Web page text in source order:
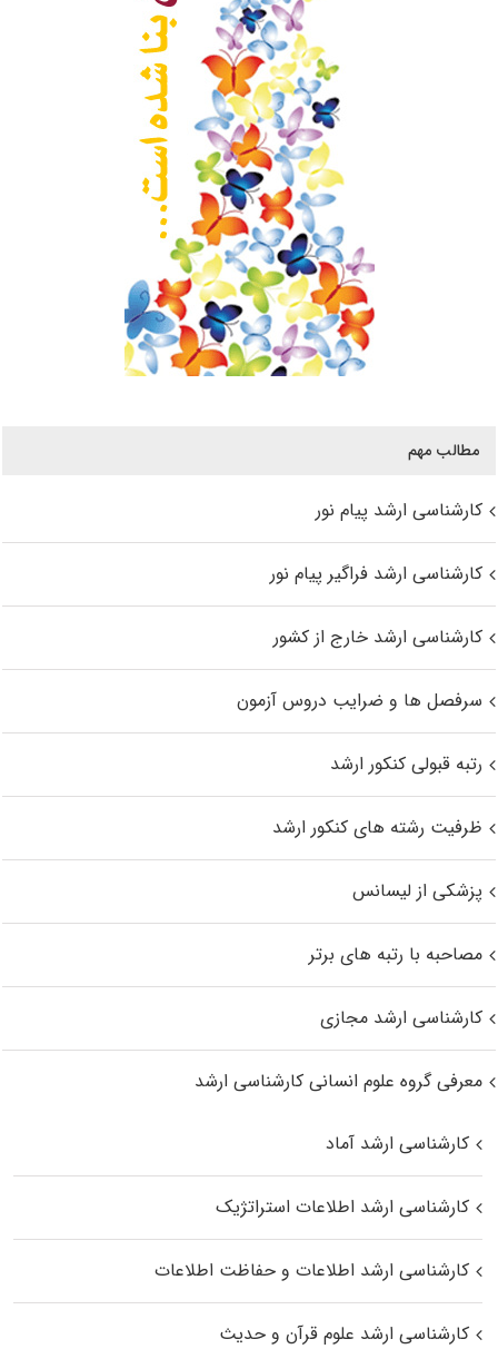
مطالب مهم
کارشناسی ارشد پیام نور
کارشناسی ارشد فراگیر پیام نور
کارشناسی ارشد خارج از کشور
سرفصل ها و ضرایب دروس آزمون
رتبه قبولی کنکور ارشد
ظرفیت رشته های کنکور ارشد
پزشکی از لیسانس
مصاحبه با رتبه های برتر
کارشناسی ارشد مجازی
معرفی گروه علوم انسانی کارشناسی ارشد
کارشناسی ارشد آماد
کارشناسی ارشد اطلاعات استراتژیک
کارشناسی ارشد اطلاعات و حفاظت اطلاعات
کارشناسی ارشد علوم قرآن و حدیث